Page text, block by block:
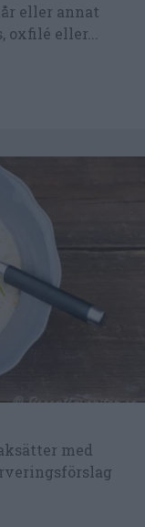
eller annat
eller...
med